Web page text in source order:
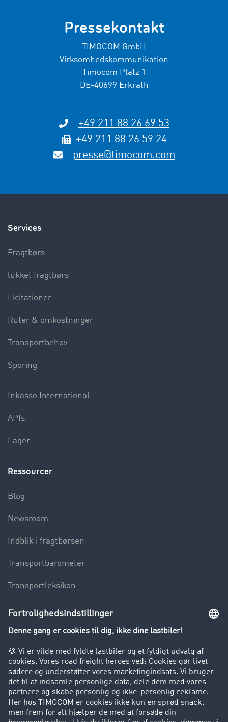
Pressekontakt
TIMOCOM GmbH
Virksomhedskommunikation
Timocom Platz 1
DE-40699 Erkrath
+49 211 88 26 69 53
+49 211 88 26 59 24
presse@timocom.com
Services
Fragtbørs
lukket fragtbørs
Licitationer
Ruter & omkostninger
Transportbehov
Sporing
Inkasso International
APIs
Lager
Ressourcer
Blog
Newsroom
Indblik i fragtbørsen
Transportbarometer
Transportleksikon
Lastbilkørsel forbudt
Kunder hverver kunder
Success Stories
Support